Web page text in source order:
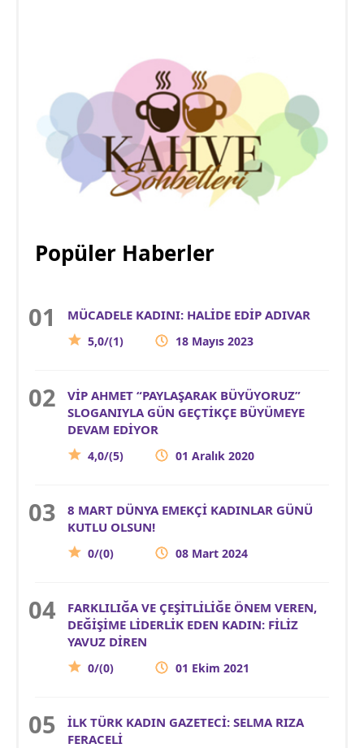
Popüler Haberler
MÜCADELE KADINI: HALİDE EDİP ADIVAR
5,0/(1) 18 Mayıs 2023
VİP AHMET “PAYLAŞARAK BÜYÜYORUZ”
SLOGANIYLA GÜN GEÇTİKÇE BÜYÜMEYE
DEVAM EDİYOR
4,0/(5) 01 Aralık 2020
8 MART DÜNYA EMEKÇİ KADINLAR GÜNÜ
KUTLU OLSUN!
0/(0) 08 Mart 2024
FARKLILIĞA VE ÇEŞİTLİLİĞE ÖNEM VEREN,
DEĞİŞİME LİDERLİK EDEN KADIN: FİLİZ
YAVUZ DİREN
0/(0) 01 Ekim 2021
İLK TÜRK KADIN GAZETECİ: SELMA RIZA
FERACELİ